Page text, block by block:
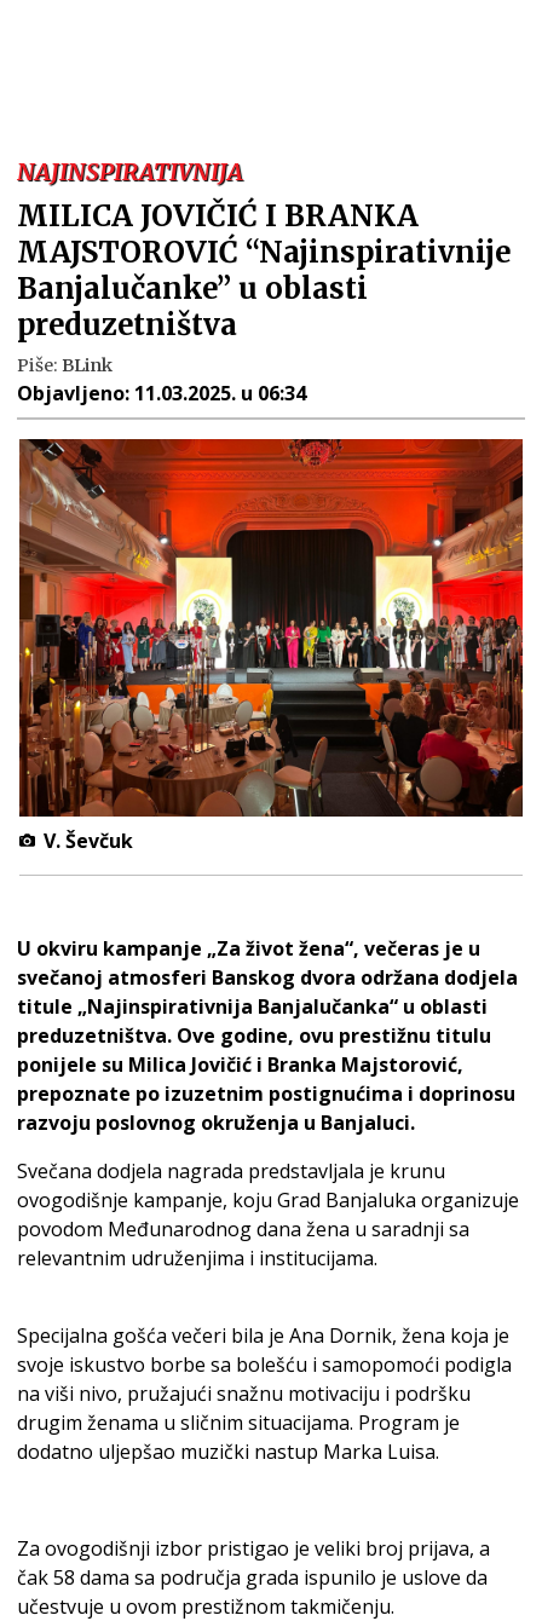
NAJINSPIRATIVNIJA
MILICA JOVIČIĆ I BRANKA
MAJSTOROVIĆ “Najinspirativnije
Banjalučanke” u oblasti
preduzetništva
Piše: BLink
Objavljeno: 11.03.2025. u 06:34
V. Ševčuk
U okviru kampanje „Za život žena“, večeras je u
svečanoj atmosferi Banskog dvora održana dodjela
titule „Najinspirativnija Banjalučanka“ u oblasti
preduzetništva. Ove godine, ovu prestižnu titulu
ponijele su Milica Jovičić i Branka Majstorović,
prepoznate po izuzetnim postignućima i doprinosu
razvoju poslovnog okruženja u Banjaluci.
Svečana dodjela nagrada predstavljala je krunu
ovogodišnje kampanje, koju Grad Banjaluka organizuje
povodom Međunarodnog dana žena u saradnji sa
relevantnim udruženjima i institucijama.
Specijalna gošća večeri bila je Ana Dornik, žena koja je
svoje iskustvo borbe sa bolešću i samopomoći podigla
na viši nivo, pružajući snažnu motivaciju i podršku
drugim ženama u sličnim situacijama. Program je
dodatno uljepšao muzički nastup Marka Luisa.
Za ovogodišnji izbor pristigao je veliki broj prijava, a
čak 58 dama sa područja grada ispunilo je uslove da
učestvuje u ovom prestižnom takmičenju.